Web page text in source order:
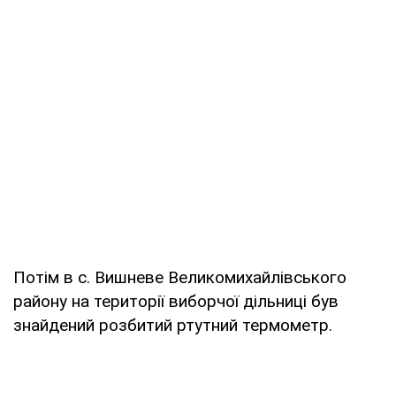
Потім в с. Вишневе Великомихайлівського
району на території виборчої дільниці був
знайдений розбитий ртутний термометр.